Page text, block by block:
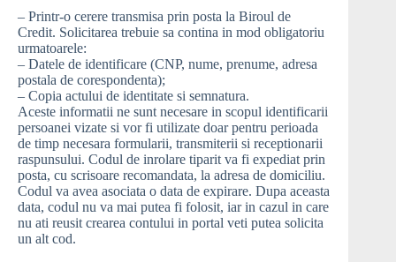
– Printr-o cerere transmisa prin posta la Biroul de
Credit. Solicitarea trebuie sa contina in mod obligatoriu
urmatoarele:
– Datele de identificare (CNP, nume, prenume, adresa
postala de corespondenta);
– Copia actului de identitate si semnatura.
Aceste informatii ne sunt necesare in scopul identificarii
persoanei vizate si vor fi utilizate doar pentru perioada
de timp necesara formularii, transmiterii si receptionarii
raspunsului. Codul de inrolare tiparit va fi expediat prin
posta, cu scrisoare recomandata, la adresa de domiciliu.
Codul va avea asociata o data de expirare. Dupa aceasta
data, codul nu va mai putea fi folosit, iar in cazul in care
nu ati reusit crearea contului in portal veti putea solicita
un alt cod.